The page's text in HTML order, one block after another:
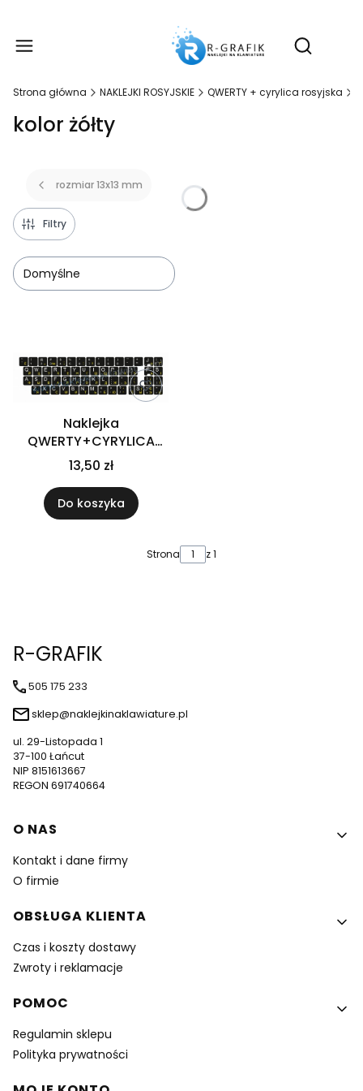
Otwórz
Strona główna NAKLEJKI ROSYJSKIE QWERTY + cyrylica rosyjska
kolor żółty
rozmiar 13x13 mm
Filtry
Domyślne
Naklejka
QWERTY+CYRYLICA
ROSYJSKA laminowana
13x13 ŻÓŁTA
13,50 zł
Do koszyka
Strona z 1
R-GRAFIK
505 175 233
sklep@naklejkinaklawiature.pl
ul. 29-Listopada 1
37-100 Łańcut
NIP 8151613667
REGON 691740664
Linki w stopce
O NAS
Kontakt i dane firmy
O firmie
OBSŁUGA KLIENTA
Czas i koszty dostawy
Zwroty i reklamacje
POMOC
Regulamin sklepu
Polityka prywatności